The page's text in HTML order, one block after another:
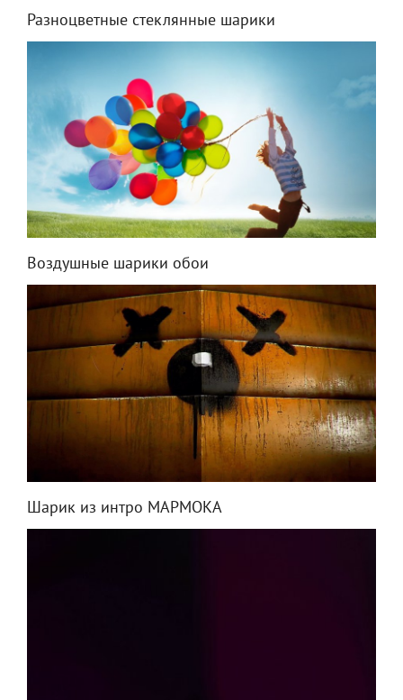
Разноцветные стеклянные шарики
Воздушные шарики обои
Шарик из интро МАРМОКА